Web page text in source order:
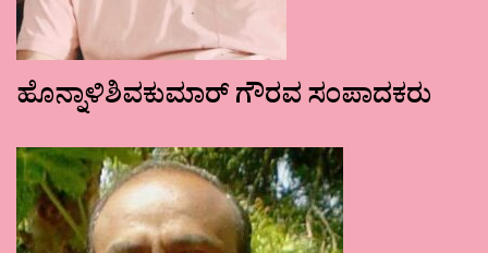
ಹೊನ್ನಾಳಿಶಿವಕುಮಾರ್ ಗೌರವ ಸಂಪಾದಕರು